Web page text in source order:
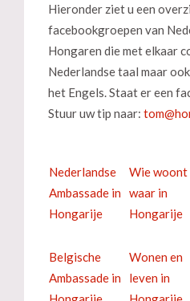
Hieronder ziet u een
facebookgroepen van
Hongaren die met elkaar
Nederlandse taal maar
het Engels. Staat er een
Stuur uw tip naar:
Nederlandse
Ambassade in
Hongarije
Wie woont
waar in
Hongarije
Belgische
Ambassade in
Wonen en
leven in